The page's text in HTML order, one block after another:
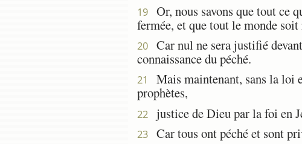
19
Or, nous savons que tout ce
fermée, et que tout le monde
20
Car nul ne sera justifié
connaissance du péché.
21
Mais maintenant, sans la loi
prophètes,
22 justice de Dieu par la foi en
23 Car tous ont péché et sont